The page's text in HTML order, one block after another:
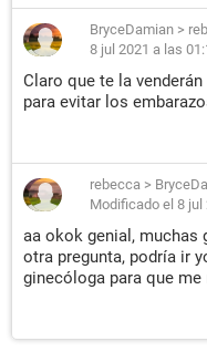
BryceDamian >
8 jul 2021 a las
Claro que te la
para evitar los
rebecca >
Modificado el 8 jul
aa okok genial, muchas
otra pregunta, podría ir
ginecóloga para que